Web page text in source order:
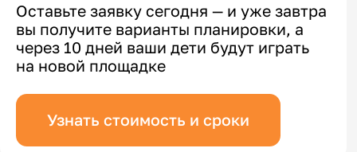
Оставьте заявку сегодня — и уже завтра
вы получите варианты планировки, а
через 10 дней ваши дети будут играть
на новой площадке
Узнать стоимость и сроки